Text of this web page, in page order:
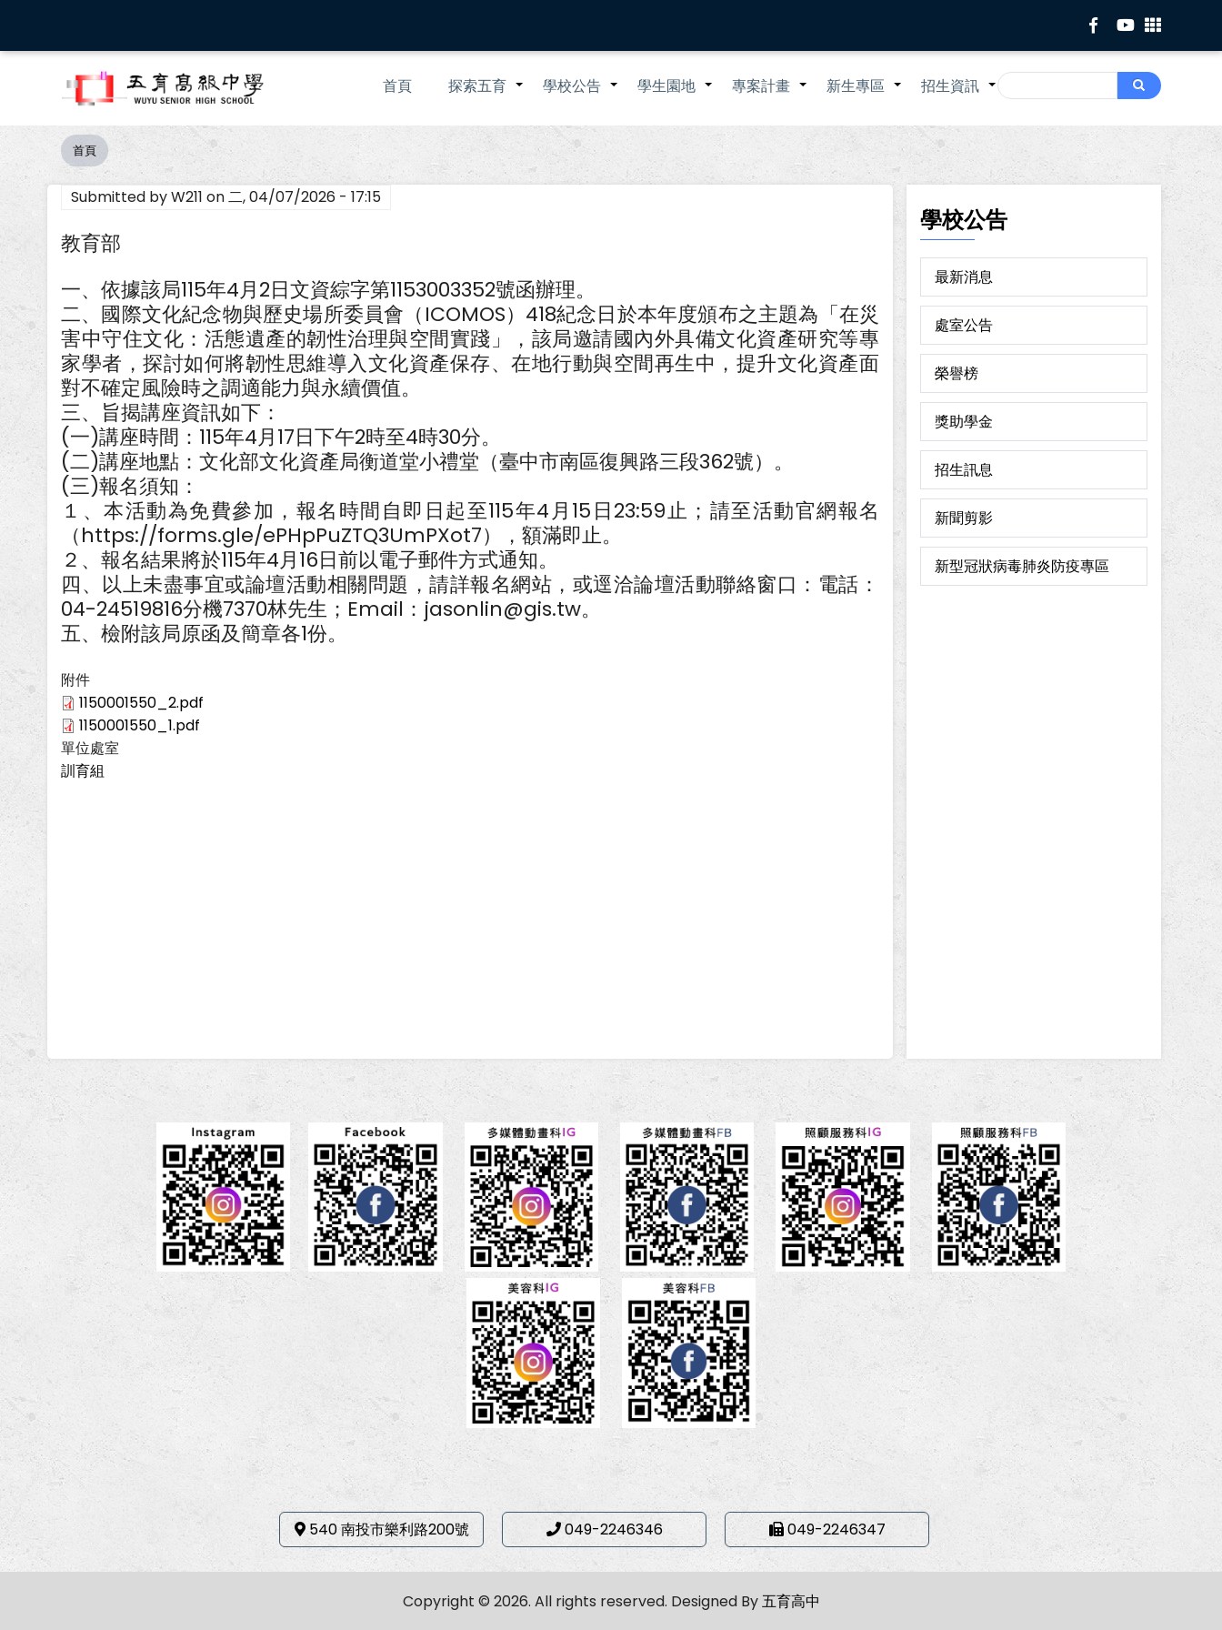
主
Search
Search
Main
navigation
首頁 +
探索五育 +
學校公告 +
學生園地 +
專案計畫 +
新生專區 +
招生資訊
導
航
連
首頁
Submitted byW211 on二, 04/07/2026 - 17:15
教育部
一、依據該局115年4月2日文資綜字第1153003352號函辦理。
二、國際文化紀念物與歷史場所委員會（ICOMOS）418紀念日於本年度頒布之主題為「在災
害中守住文化：活態遺產的韌性治理與空間實踐」，該局邀請國內外具備文化資產研究等專
家學者，探討如何將韌性思維導入文化資產保存、在地行動與空間再生中，提升文化資產面
對不確定風險時之調適能力與永續價值。
三、旨揭講座資訊如下：
(一)講座時間：115年4月17日下午2時至4時30分。
(二)講座地點：文化部文化資產局衡道堂小禮堂（臺中市南區復興路三段362號）。
(三)報名須知：
１、本活動為免費參加，報名時間自即日起至115年4月15日23:59止；請至活動官網報名
（https://forms.gle/ePHpPuZTQ3UmPXot7），額滿即止。
２、報名結果將於115年4月16日前以電子郵件方式通知。
四、以上未盡事宜或論壇活動相關問題，請詳報名網站，或逕洽論壇活動聯絡窗口：電話：
04-24519816分機7370林先生；Email：jasonlin@gis.tw。
五、檢附該局原函及簡章各1份。
附件
1150001550_2.pdf
1150001550_1.pdf
單位處室
訓育組
學校公告
最新消息
處室公告
榮譽榜
獎助學金
招生訊息
新聞剪影
新型冠狀病毒肺炎防疫專區
540 南投市樂利路200號 049-2246346 049-2246347
Copyright © 2026. All rights reserved. Designed By五育高中